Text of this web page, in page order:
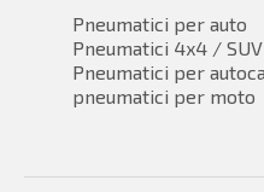
Pneumatici per auto
Pneumatici 4x4 / SUV
Pneumatici per
pneumatici per moto